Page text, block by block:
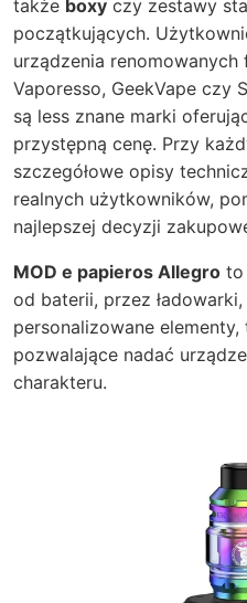
także boxy czy zestawy
początkujących.
urządzenia renomowanych
Vaporesso, GeekVape czy
są less znane marki
przystępną cenę. Przy
szczegółowe opisy
realnych użytkowników,
najlepszej decyzji
MOD e papieros Allegro to
od baterii, przez
personalizowane
pozwalające nadać
charakteru.